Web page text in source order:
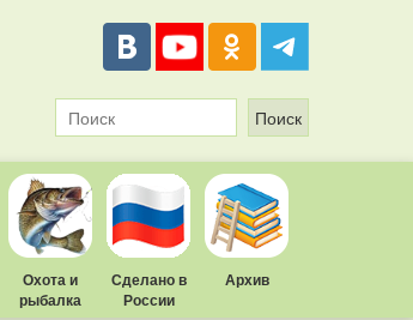
Охота и
рыбалка
Сделано в
России
Архив